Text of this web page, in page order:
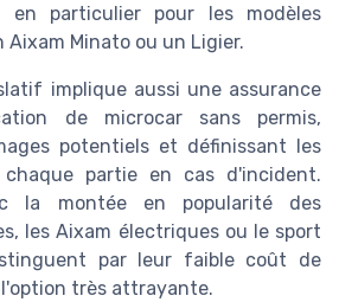
en particulier pour les modèles
Minato ou un Ligier.
implique aussi une assurance
de microcar sans permis,
potentiels et définissant les
chaque partie en cas d'incident.
la montée en popularité des
les Aixam électriques ou le sport
par leur faible coût de
très attrayante.